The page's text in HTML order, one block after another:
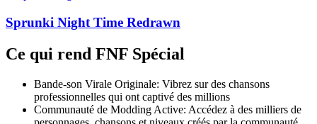
Sprunki Night Time Redrawn
Ce qui rend FNF Spécial
Bande-son Virale Originale: Vibrez sur des chansons
professionnelles qui ont captivé des millions
Communauté de Modding Active: Accédez à des milliers de